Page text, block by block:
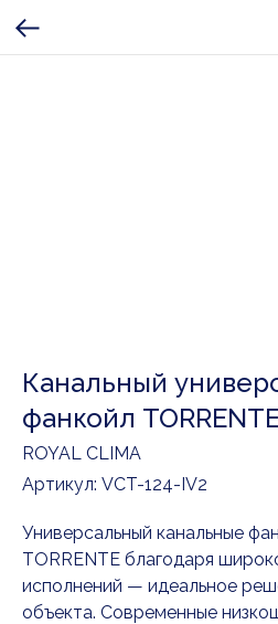
Канальный
фанкойл
ROYAL CLIMA
Артикул: VCT-124-IV2
Универсальный канальные
TORRENTE благодаря
исполнений — идеальное
объекта. Современные